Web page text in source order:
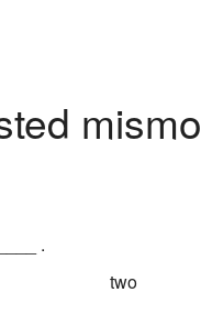
mismo
.
two